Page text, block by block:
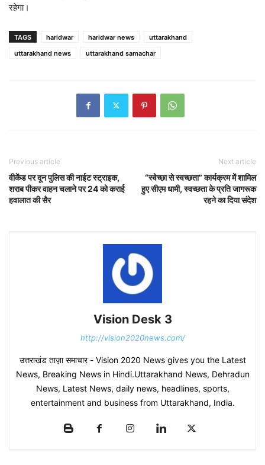
रहेगा।
TAGS haridwar haridwar news
uttarakhand
uttarakhand news
uttarakhand samachar
Previous article
वीकेंड पर दून पुलिस की नाईट स्ट्राइक,
शराब पीकर वाहन चलाने पर 24 को कराई
हवालात की सैर
Next article
“स्वेच्छा से स्वच्छता” कार्यक्रम में शामिल
हुए सीएम धामी, स्वच्छता के प्रति जागरूक
रहने का दिया संदेश
Vision Desk 3
http://vision2020news.com/
उत्तराखंड ताज़ा समाचार - Vision 2020 News gives you the Latest
News, Breaking News in Hindi.Uttarakhand News, Dehradun
News, Latest News, daily news, headlines, sports,
entertainment and business from Uttarakhand, India.